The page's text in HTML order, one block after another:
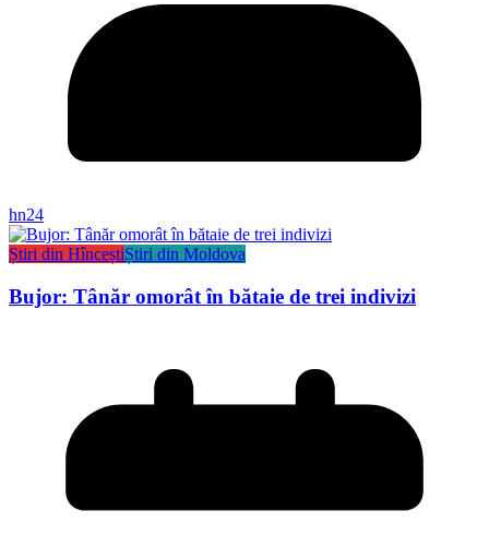
hn24
Știri din HînceștiȘtiri din Moldova
Bujor: Tânăr omorât în bătaie de trei indivizi